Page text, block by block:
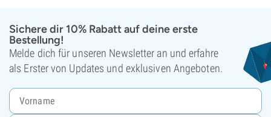
Sichere dir 10% Rabatt auf deine erste
Bestellung!
Melde dich für unseren Newsletter an und erfahre
als Erster von Updates und exklusiven Angeboten.